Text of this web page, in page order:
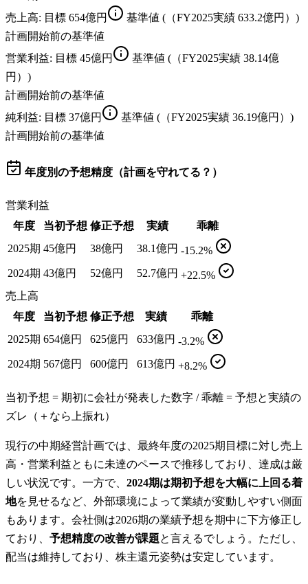
売上高: 目標 654億円 基準値 (（FY2025実績 633.2億円）)
計画開始前の基準値
営業利益: 目標 45億円 基準値 (（FY2025実績 38.14億
円）)
計画開始前の基準値
純利益: 目標 37億円 基準値 (（FY2025実績 36.19億円）)
計画開始前の基準値
年度別の予想精度（計画を守れてる？）
営業利益
年度
当初予想 修正予想 実績
乖離
2025期 45億円 38億円 38.1億円 -15.2%
2024期 43億円 52億円 52.7億円 +22.5%
売上高
年度
当初予想 修正予想 実績
乖離
2025期 654億円 625億円 633億円 -3.2%
2024期 567億円 600億円 613億円 +8.2%
当初予想 = 期初に会社が発表した数字 / 乖離 = 予想と実績の
ズレ（＋なら上振れ）
現行の中期経営計画では、最終年度の2025期目標に対し売上
高・営業利益ともに未達のペースで推移しており、達成は厳
しい状況です。一方で、 2024期は期初予想を大幅に上回る着
地を見せるなど、外部環境によって業績が変動しやすい側面
もあります。会社側は2026期の業績予想を期中に下方修正し
ており、 予想精度の改善が課題と言えるでしょう。ただし、
配当は維持しており、株主還元姿勢は安定しています。